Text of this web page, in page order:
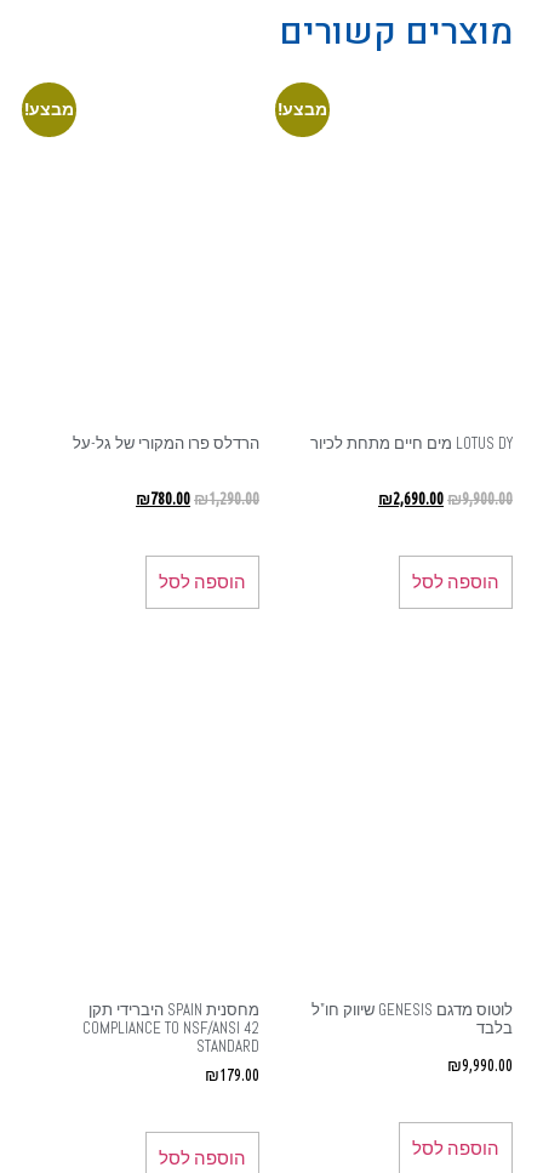
מוצרים קשורים
מבצע!
LOTUS DY מים חיים מתחת לכיור
₪9,900.00
₪2,690.00
הוספה לסל
מבצע!
הרדלס פרו המקורי של גל-על
₪1,290.00
₪780.00
הוספה לסל
לוטוס מדגם GENESIS שיווק חו"ל
בלבד
₪9,990.00
הוספה לסל
מחסנית SPAIN היברידי תקן
COMPLIANCE TO NSF/ANSI 42
STANDARD
₪179.00
הוספה לסל